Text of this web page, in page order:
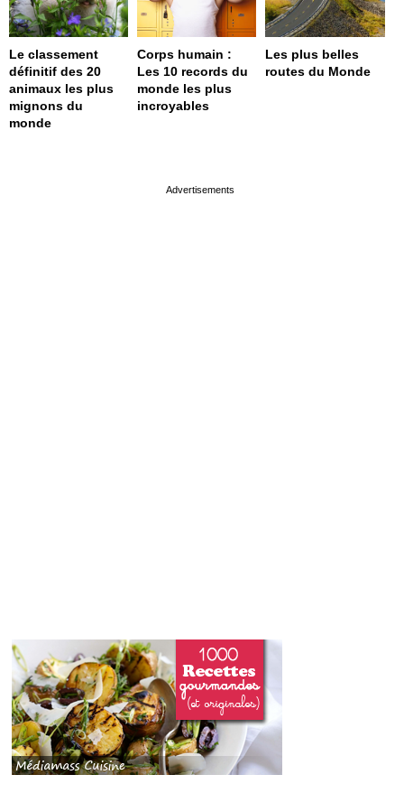
Le classement
définitif des 20
animaux les plus
mignons du
monde
Corps humain :
Les 10 records du
monde les plus
incroyables
Les plus belles
routes du Monde